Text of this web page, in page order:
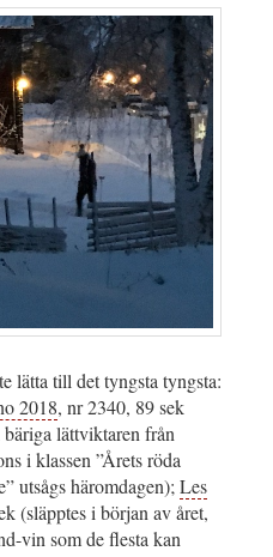
lätta till det tyngsta tyngsta:
2018, nr 2340, 89 sek
lättviktaren från
i klassen ”Årets röda
utsågs häromdagen); Les
(släpptes i början av året,
vin som de flesta kan